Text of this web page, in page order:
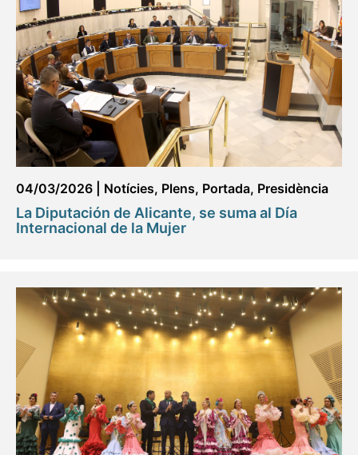
04/03/2026 Notícies, Plens, Portada, Presidència
La Diputación de Alicante, se suma al Día
Internacional de la Mujer